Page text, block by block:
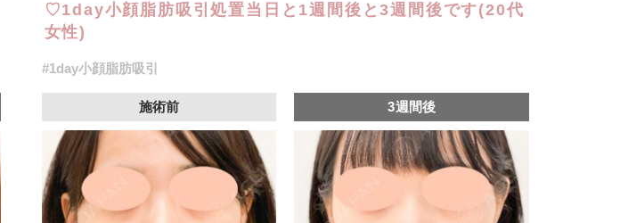
♡1day小顔脂肪吸引処置当日と1週間後と3週間後です(20代
女性)
#1day小顔脂肪吸引
施術前 3週間後